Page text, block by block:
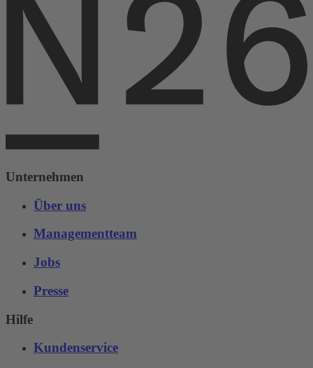
Unternehmen
Über uns
Managementteam
Jobs
Presse
Hilfe
Kundenservice